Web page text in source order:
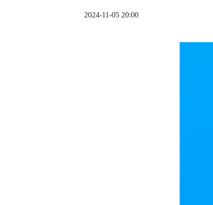
2024-11-05 20:00